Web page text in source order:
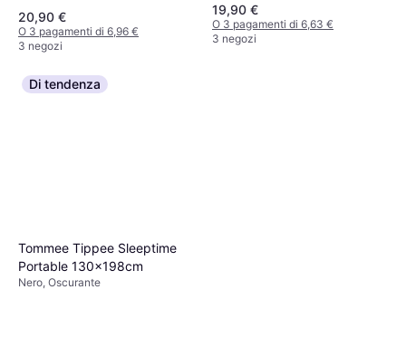
20,90 €
O 3 pagamenti di 6,96 €
3 negozi
ca.
19,90 €
O 3 pagamenti di 6,63 €
3 negozi
Di tendenza
Tommee Tippee Sleeptime
Portable 130x198cm
Nero, Oscurante